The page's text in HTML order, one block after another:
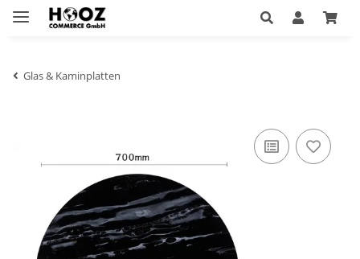
Glas & Kaminplatten